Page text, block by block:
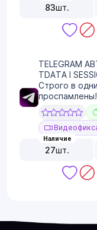
83шт.
TELEGRAM
TDATA I
Строго в
проспамлены!
Наличие
27шт.